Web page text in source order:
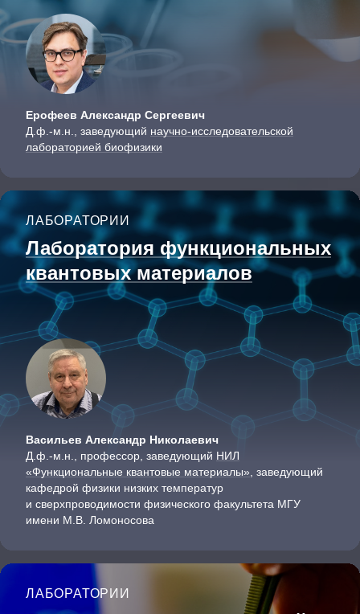
Ерофеев Александр Сергеевич
Д.ф.-м.н., заведующий научно-исследовательской
лабораторией биофизики
ЛАБОРАТОРИИ
Лаборатория функциональных
квантовых материалов
Васильев Александр Николаевич
Д.ф.-м.н., профессор, заведующий НИЛ
«Функциональные квантовые материалы» , заведующий
кафедрой физики низких температур
и сверхпроводимости физического факультета МГУ
имени М.В. Ломоносова
ЛАБОРАТОРИИ